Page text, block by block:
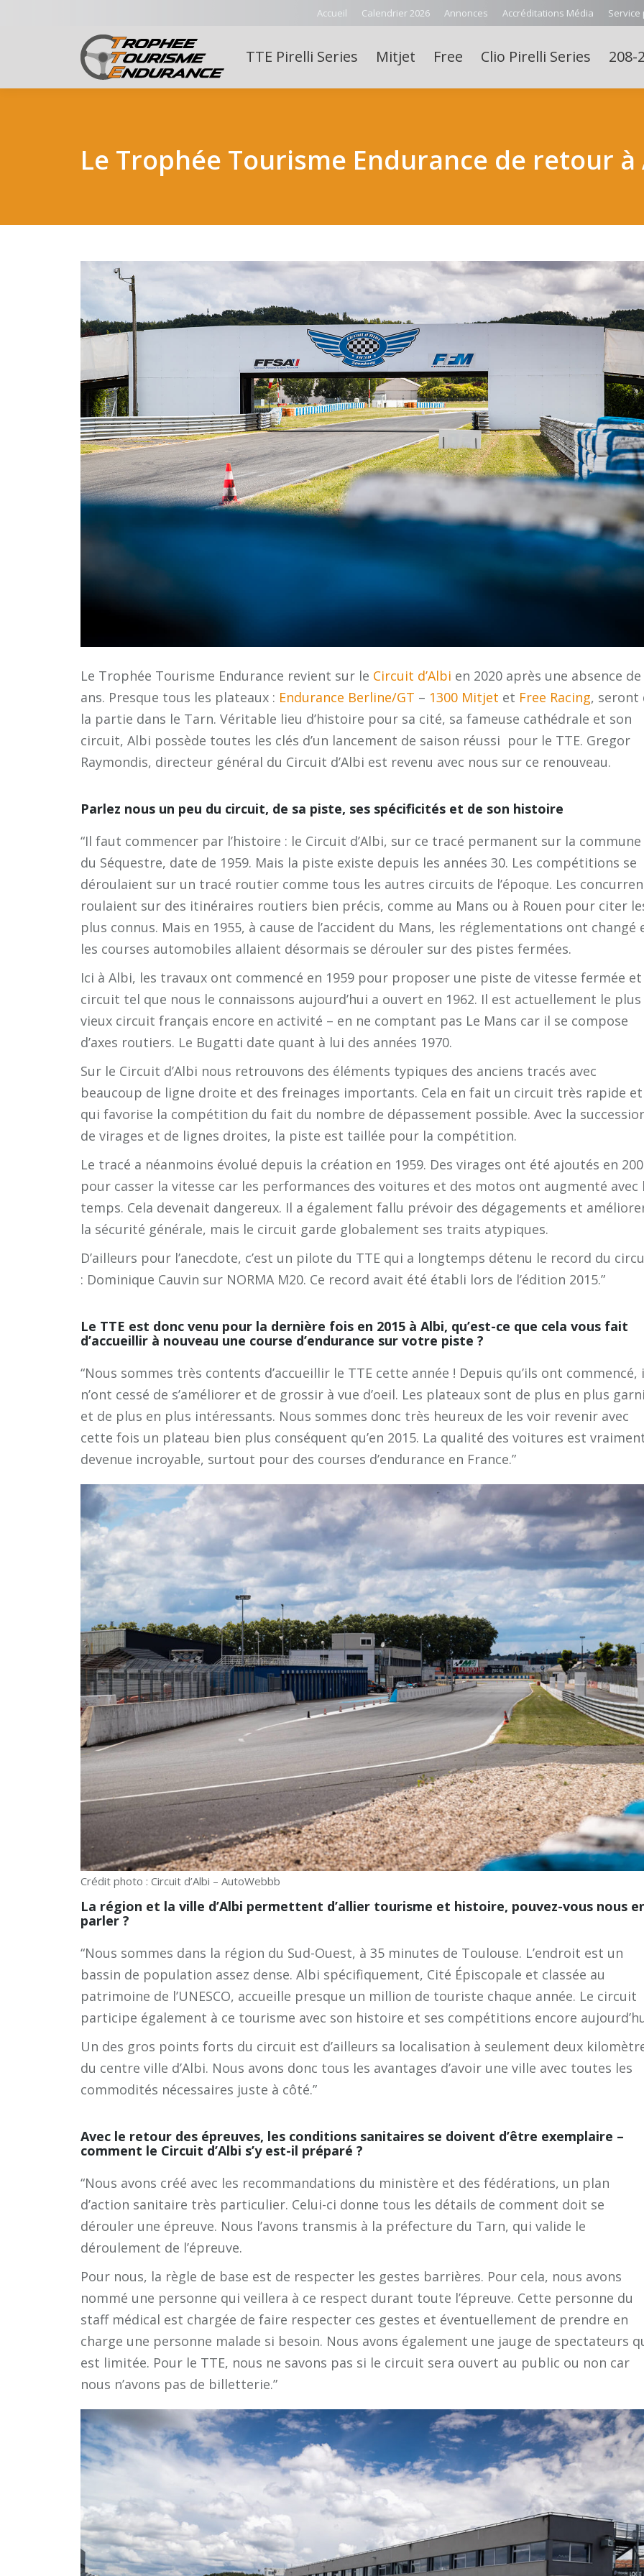
Accueil Calendrier 2026 Annonces Accréditations Média
TTE Pirelli Series Mitjet Free Clio Pirelli Series 208-
Le Trophée Tourisme Endurance de retour à
Le Trophée Tourisme Endurance revient sur le Circuit d’Albi en 2020 après une absence de
ans. Presque tous les plateaux : Endurance Berline/GT – 1300 Mitjet et Free Racing, seront
la partie dans le Tarn. Véritable lieu d’histoire pour sa cité, sa fameuse cathédrale et son
circuit, Albi possède toutes les clés d’un lancement de saison réussi pour le TTE. Gregor
Raymondis, directeur général du Circuit d’Albi est revenu avec nous sur ce renouveau.
Parlez nous un peu du circuit, de sa piste, ses spécificités et de son histoire
“Il faut commencer par l’histoire : le Circuit d’Albi, sur ce tracé permanent sur la commune
du Séquestre, date de 1959. Mais la piste existe depuis les années 30. Les compétitions se
déroulaient sur un tracé routier comme tous les autres circuits de l’époque. Les
roulaient sur des itinéraires routiers bien précis, comme au Mans ou à Rouen pour citer
plus connus. Mais en 1955, à cause de l’accident du Mans, les réglementations ont changé
les courses automobiles allaient désormais se dérouler sur des pistes fermées.
Ici à Albi, les travaux ont commencé en 1959 pour proposer une piste de vitesse fermée
circuit tel que nous le connaissons aujourd’hui a ouvert en 1962. Il est actuellement le plus
vieux circuit français encore en activité – en ne comptant pas Le Mans car il se compose
d’axes routiers. Le Bugatti date quant à lui des années 1970.
Sur le Circuit d’Albi nous retrouvons des éléments typiques des anciens tracés avec
beaucoup de ligne droite et des freinages importants. Cela en fait un circuit très rapide et
qui favorise la compétition du fait du nombre de dépassement possible. Avec la
de virages et de lignes droites, la piste est taillée pour la compétition.
Le tracé a néanmoins évolué depuis la création en 1959. Des virages ont été ajoutés en
pour casser la vitesse car les performances des voitures et des motos ont augmenté avec
temps. Cela devenait dangereux. Il a également fallu prévoir des dégagements et
la sécurité générale, mais le circuit garde globalement ses traits atypiques.
D’ailleurs pour l’anecdote, c’est un pilote du TTE qui a longtemps détenu le record du
: Dominique Cauvin sur NORMA M20. Ce record avait été établi lors de l’édition 2015.”
Le TTE est donc venu pour la dernière fois en 2015 à Albi, qu’est-ce que cela vous fait
d’accueillir à nouveau une course d’endurance sur votre piste ?
“Nous sommes très contents d’accueillir le TTE cette année ! Depuis qu’ils ont commencé,
n’ont cessé de s’améliorer et de grossir à vue d’oeil. Les plateaux sont de plus en plus
et de plus en plus intéressants. Nous sommes donc très heureux de les voir revenir avec
cette fois un plateau bien plus conséquent qu’en 2015. La qualité des voitures est
devenue incroyable, surtout pour des courses d’endurance en France.”
Crédit photo : Circuit d’Albi – AutoWebbb
La région et la ville d’Albi permettent d’allier tourisme et histoire, pouvez-vous nous
parler ?
“Nous sommes dans la région du Sud-Ouest, à 35 minutes de Toulouse. L’endroit est un
bassin de population assez dense. Albi spécifiquement, Cité Épiscopale et classée au
patrimoine de l’UNESCO, accueille presque un million de touriste chaque année. Le circuit
participe également à ce tourisme avec son histoire et ses compétitions encore
Un des gros points forts du circuit est d’ailleurs sa localisation à seulement deux
du centre ville d’Albi. Nous avons donc tous les avantages d’avoir une ville avec toutes les
commodités nécessaires juste à côté.”
Avec le retour des épreuves, les conditions sanitaires se doivent d’être exemplaire –
comment le Circuit d’Albi s’y est-il préparé ?
“Nous avons créé avec les recommandations du ministère et des fédérations, un plan
d’action sanitaire très particulier. Celui-ci donne tous les détails de comment doit se
dérouler une épreuve. Nous l’avons transmis à la préfecture du Tarn, qui valide le
déroulement de l’épreuve.
Pour nous, la règle de base est de respecter les gestes barrières. Pour cela, nous avons
nommé une personne qui veillera à ce respect durant toute l’épreuve. Cette personne du
staff médical est chargée de faire respecter ces gestes et éventuellement de prendre en
charge une personne malade si besoin. Nous avons également une jauge de spectateurs
est limitée. Pour le TTE, nous ne savons pas si le circuit sera ouvert au public ou non car
nous n’avons pas de billetterie.”